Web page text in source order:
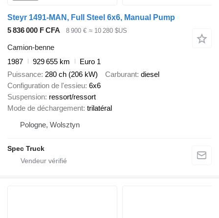
Steyr 1491-MAN, Full Steel 6x6, Manual Pump
5 836 000 F CFA
8 900 € ≈ 10 280 $US
Camion-benne
1987
929 655 km
Euro 1
Puissance 280 ch (206 kW) Carburant diesel
Configuration de l'essieu 6x6
Suspension ressort/ressort
Mode de déchargement trilatéral
Pologne, Wolsztyn
Spec Truck